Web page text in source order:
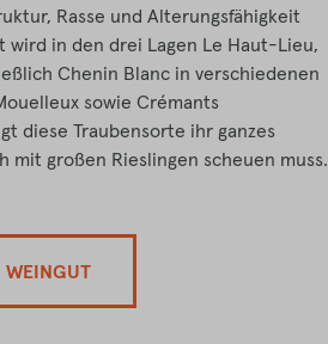
Rasse und Alterungsfähigkeit
wird in den drei Lagen Le Haut-Lieu,
Chenin Blanc in verschiedenen
sowie Crémants
diese Traubensorte ihr ganzes
mit großen Rieslingen scheuen muss.
WEINGUT